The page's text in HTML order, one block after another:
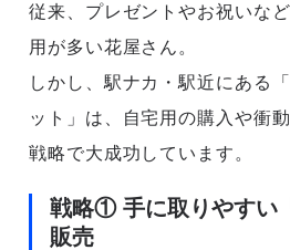
従来、プレゼントやお祝いなど
用が多い花屋さん。
しかし、駅ナカ・駅近にある
ット」は、自宅用の購入や衝
戦略で大成功しています。
戦略① 手に取りやすい
販売